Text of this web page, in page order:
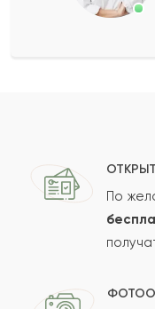
Ваш e-mail
Отзыв
По